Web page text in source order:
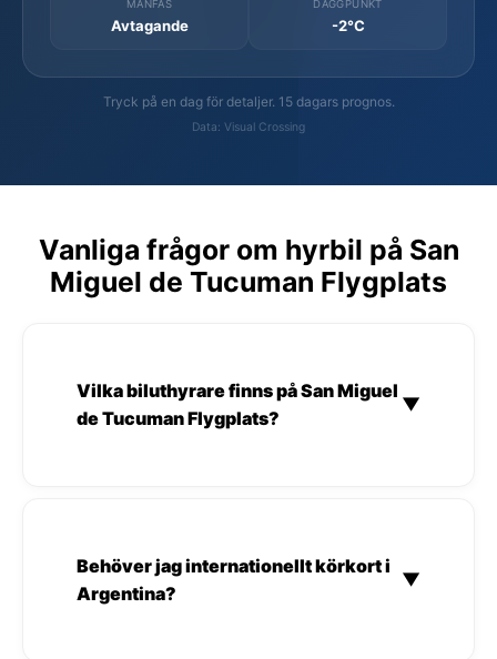
MÅNFAS
Avtagande
DAGGPUNKT
-2°C
Tryck på en dag för detaljer. 15 dagars prognos.
Data: Visual Crossing
Vanliga frågor om hyrbil på San
Miguel de Tucuman Flygplats
Vilka biluthyrare finns på San Miguel
de Tucuman Flygplats?
▼
Behöver jag internationellt körkort i
Argentina?
▼